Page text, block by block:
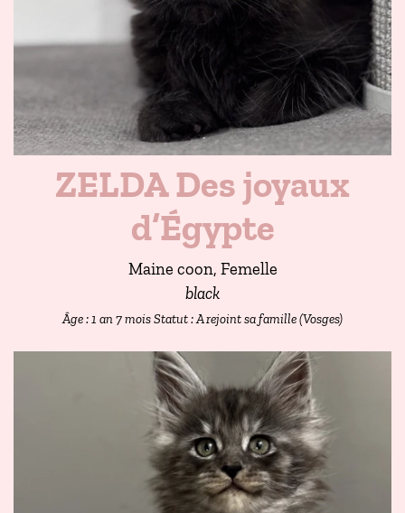
ZELDA Des joyaux
d’Égypte
Maine coon, Femelle
black
Âge : 1 an 7 moisStatut : A rejoint sa famille (Vosges)